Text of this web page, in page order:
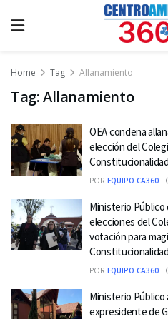
Home Tag Allanamiento
Tag:Allanamiento
OEA condena
elección del
POR EQUIPO CA360
Ministerio Público
elecciones del
votación para
Constitucionalidad
POR EQUIPO CA360
Ministerio Público
expresidente de